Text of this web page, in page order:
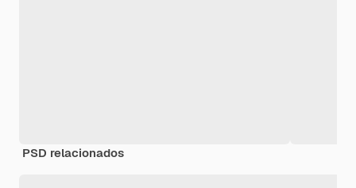
PSD relacionados